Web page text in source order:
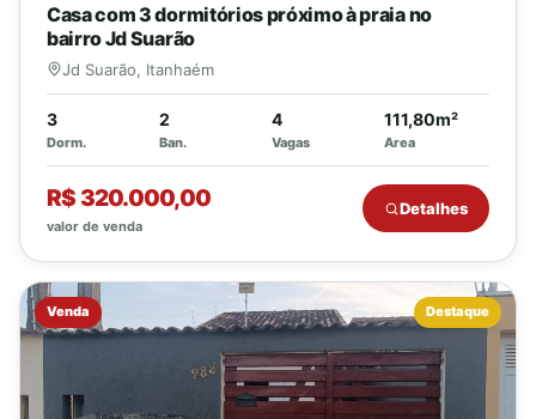
Casa com 3 dormitórios próximo à praia no
bairro Jd Suarão
Jd Suarão, Itanhaém
3
Dorm.
2
Ban.
4
Vagas
111,80m²
Area
R$ 320.000,00
valor de venda
Detalhes
Venda Destaque